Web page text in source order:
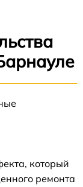
который
ремонта